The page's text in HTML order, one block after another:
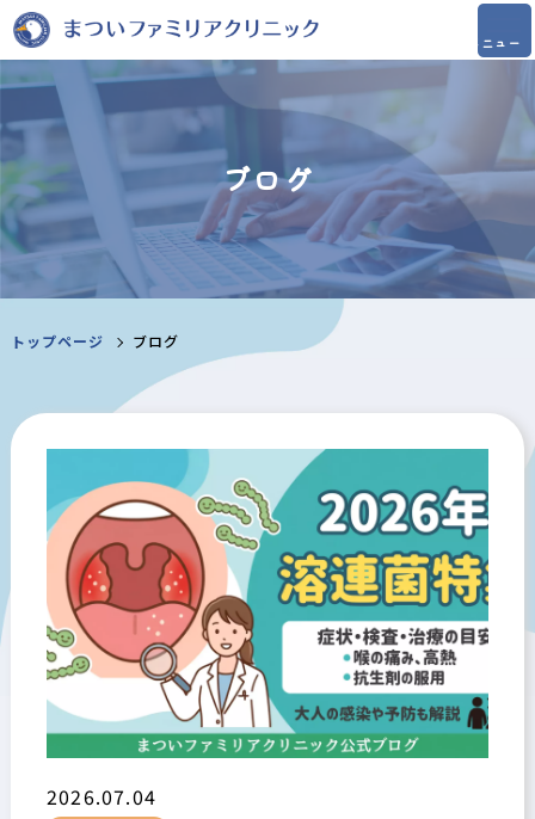
ブログ
トップページ ブログ
2026.07.04